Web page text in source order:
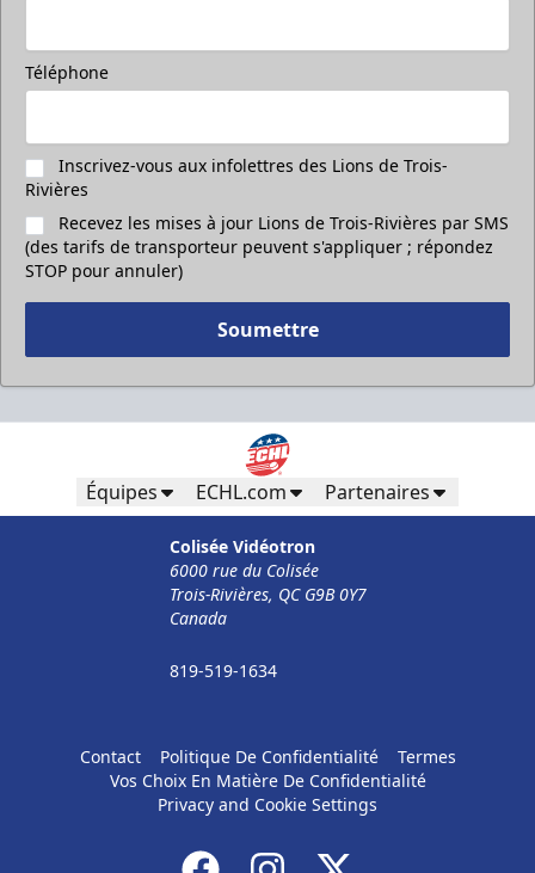
Téléphone
Inscrivez-vous aux infolettres des Lions de Trois-
Rivières
Recevez les mises à jour Lions de Trois-Rivières par SMS
(des tarifs de transporteur peuvent s'appliquer ; répondez
STOP pour annuler)
Soumettre
Équipes ECHL.com Partenaires
Colisée Vidéotron
6000 rue du Colisée
Trois-Rivières, QC G9B 0Y7
Canada
819-519-1634
Contact Politique De Confidentialité
Termes
Vos Choix En Matière De Confidentialité
Privacy and Cookie Settings